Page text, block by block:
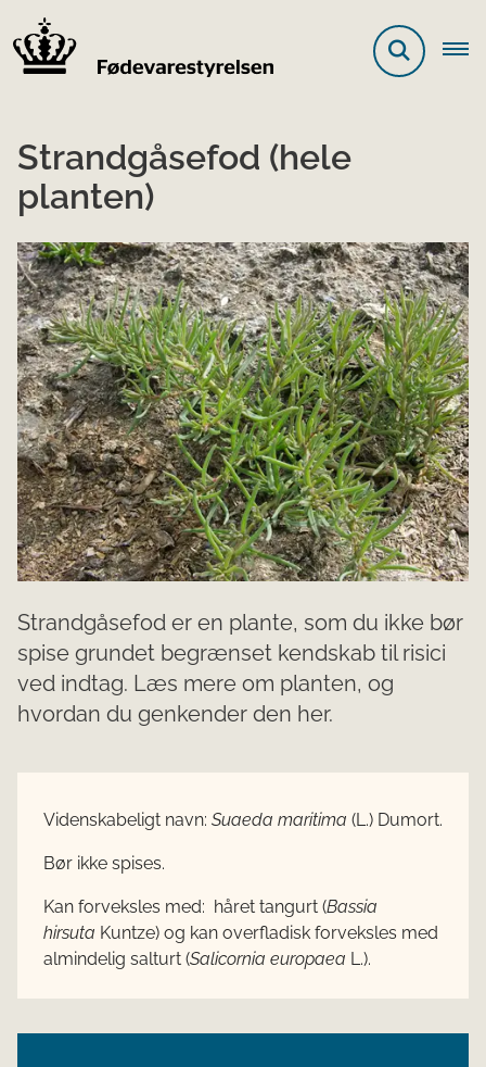
Strandgåsefod (hele
planten)
Strandgåsefod er en plante, som du ikke bør
spise grundet begrænset kendskab til risici
ved indtag. Læs mere om planten, og
hvordan du genkender den her.
Videnskabeligt navn: Suaeda maritima (L.) Dumort.
Bør ikke spises.
Kan forveksles med: håret tangurt (Bassia
hirsuta Kuntze) og kan overfladisk forveksles med
almindelig salturt (Salicornia europaea L.).